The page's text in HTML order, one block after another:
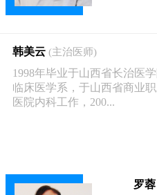
韩美云 (主治医师)
1998年毕业于山西省长治医
临床医学系，于山西省商业
医院内科工作，200...
罗蓉